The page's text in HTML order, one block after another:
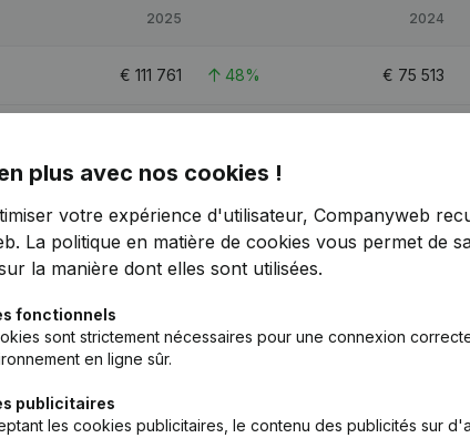
2025 2024
€ 111 761 48% € 75 513
3 3,8
plus avec nos cookies !
votre expérience d'utilisateur, Companyweb
La politique en matière de cookies vous permet de
la manière dont elles sont utilisées.
fonctionnels
sont strictement nécessaires pour une connexion
en ligne sûr.
publicitaires
les cookies publicitaires, le contenu des publicités sur